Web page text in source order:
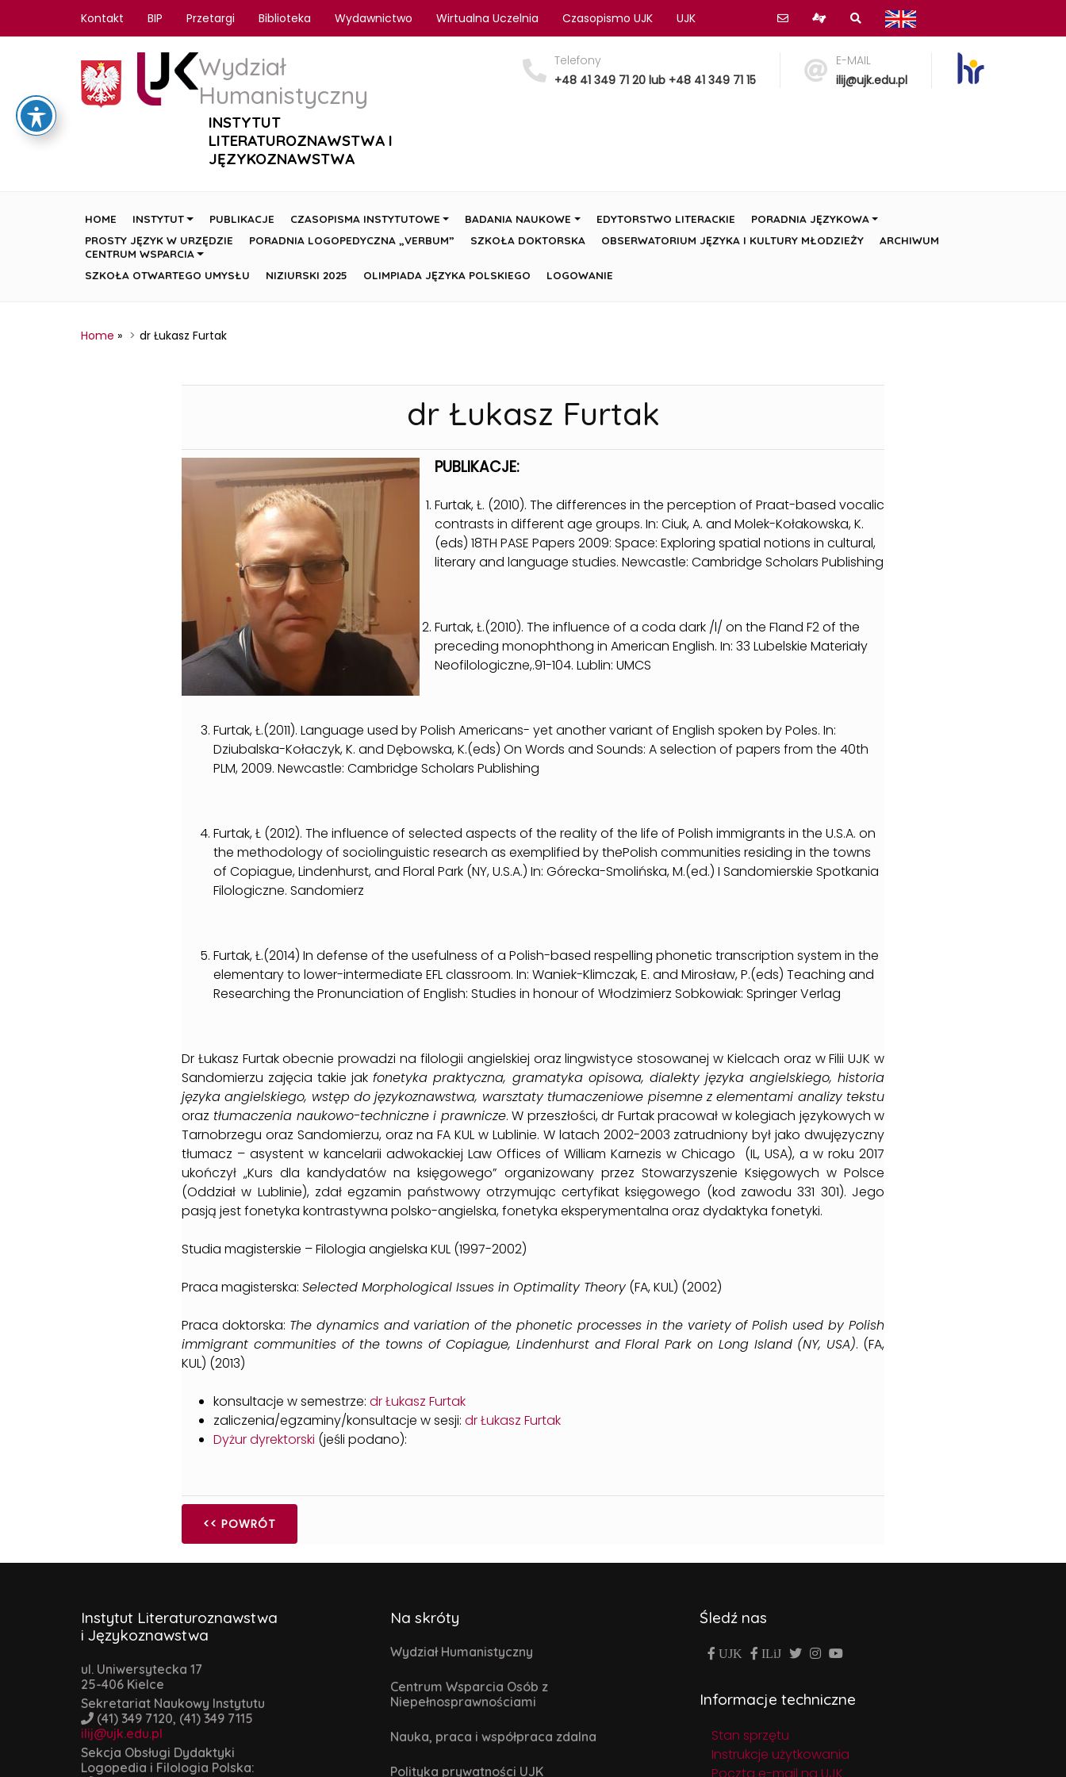
Kontakt BIP Przetargi Biblioteka Wydawnictwo Wirtualna Uczelnia Czasopismo UJK UJK
Wydział
Humanistyczny
INSTYTUT
LITERATUROZNAWSTWA I
JĘZYKOZNAWSTWA
Telefony
+48 41 349 71 20 lub +48 41 349 71 15
E-MAIL
ilij@ujk.edu.pl
HOME INSTYTUT PUBLIKACJE CZASOPISMA INSTYTUTOWE BADANIA NAUKOWE EDYTORSTWO LITERACKIE
PORADNIA JĘZYKOWA
PROSTY JĘZYK W URZĘDZIE
CENTRUM WSPARCIA
PORADNIA LOGOPEDYCZNA „VERBUM” SZKOŁA DOKTORSKA OBSERWATORIUM JĘZYKA I KULTURY MŁODZIEŻY ARCHIWUM
SZKOŁA OTWARTEGO UMYSŁU NIZIURSKI 2025 OLIMPIADA JĘZYKA POLSKIEGO LOGOWANIE
Home » dr Łukasz Furtak
dr Łukasz Furtak
PUBLIKACJE:
Furtak, Ł. (2010). The differences in the perception of Praat-based vocalic
contrasts in different age groups. In: Ciuk, A. and Molek-Kołakowska, K.
(eds) 18TH PASE Papers 2009: Space: Exploring spatial notions in cultural,
literary and language studies. Newcastle: Cambridge Scholars Publishing
Furtak, Ł.(2010). The influence of a coda dark /l/ on the F1and F2 of the
preceding monophthong in American English. In: 33 Lubelskie Materiały
Neofilologiczne,.91-104. Lublin: UMCS
Furtak, Ł.(2011). Language used by Polish Americans- yet another variant of English spoken by Poles. In:
Dziubalska-Kołaczyk, K. and Dębowska, K.(eds) On Words and Sounds: A selection of papers from the 40th
PLM, 2009. Newcastle: Cambridge Scholars Publishing
Furtak, Ł (2012). The influence of selected aspects of the reality of the life of Polish immigrants in the U.S.A. on
the methodology of sociolinguistic research as exemplified by thePolish communities residing in the towns
of Copiague, Lindenhurst, and Floral Park (NY, U.S.A.) In: Górecka-Smolińska, M.(ed.) I Sandomierskie Spotkania
Filologiczne. Sandomierz
Furtak, Ł.(2014) In defense of the usefulness of a Polish-based respelling phonetic transcription system in the
elementary to lower-intermediate EFL classroom. In: Waniek-Klimczak, E. and Mirosław, P.(eds) Teaching and
Researching the Pronunciation of English: Studies in honour of Włodzimierz Sobkowiak: Springer Verlag
Dr Łukasz Furtak obecnie prowadzi na filologii angielskiej oraz lingwistyce stosowanej w Kielcach oraz w Filii UJK w
Sandomierzu zajęcia takie jakfonetyka praktyczna, gramatyka opisowa, dialekty języka angielskiego, historia
języka angielskiego, wstęp do językoznawstwa, warsztaty tłumaczeniowe pisemne z elementami analizy tekstu
oraz tłumaczenia naukowo-techniczne i prawnicze. W przeszłości, dr Furtak pracował w kolegiach językowych w
Tarnobrzegu oraz Sandomierzu, oraz na FA KUL w Lublinie. W latach 2002-2003 zatrudniony był jako dwujęzyczny
tłumacz – asystent w kancelarii adwokackiej Law Offices of William Karnezis w Chicago (IL, USA), a w roku 2017
ukończył „Kurs dla kandydatów na księgowego” organizowany przez Stowarzyszenie Księgowych w Polsce
(Oddział w Lublinie), zdał egzamin państwowy otrzymując certyfikat księgowego (kod zawodu 331 301). Jego
pasją jest fonetyka kontrastywna polsko-angielska, fonetyka eksperymentalna oraz dydaktyka fonetyki.
Studia magisterskie – Filologia angielska KUL (1997-2002)
Praca magisterska: Selected Morphological Issues in Optimality Theory (FA, KUL) (2002)
Praca doktorska: The dynamics and variation of the phonetic processes in the variety of Polish used by Polish
immigrant communities of the towns of Copiague, Lindenhurst and Floral Park on Long Island (NY, USA). (FA,
KUL) (2013)
konsultacje w semestrze: dr Łukasz Furtak
zaliczenia/egzaminy/konsultacje w sesji: dr Łukasz Furtak
Dyżur dyrektorski (jeśli podano):
<< POWRÓT
Instytut Literaturoznawstwa
i Językoznawstwa
ul. Uniwersytecka 17
25-406 Kielce
Sekretariat Naukowy Instytutu
(41) 349 7120, (41) 349 7115
ilij@ujk.edu.pl
Sekcja Obsługi Dydaktyki
Logopedia i Filologia Polska:
Na skróty
Wydział Humanistyczny
Centrum Wsparcia Osób z
Niepełnosprawnościami
Nauka, praca i współpraca zdalna
Polityka prywatności UJK
Śledź nas
UJK ILiJ
Informacje techniczne
Stan sprzętu
Instrukcje użytkowania